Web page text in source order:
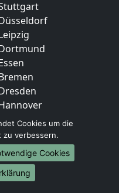
Cookies um die
zu verbessern.
Cookies